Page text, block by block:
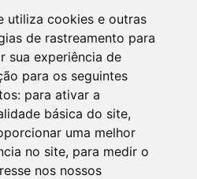
utiliza cookies e outras
de rastreamento para
sua experiência de
para os seguintes
para ativar a
básica do site,
uma melhor
no site, para medir o
nos nossos
E, Complexo Brasil 21, 20º
70322-915 - Brasília/DF
98131-3801.
em horário comercial